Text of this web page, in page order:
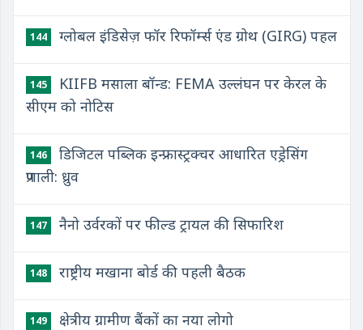
144 ग्लोबल इंडिसेज़ फॉर रिफॉर्म्स एंड ग्रोथ (GIRG) पहल
145
KIIFB मसाला बॉन्ड: FEMA उल्लंघन पर केरल के
सीएम को नोटिस
146
डिजिटल पब्लिक इन्फ्रास्ट्रक्चर आधारित एड्रेसिंग
प्रणाली: ध्रुव
147 नैनो उर्वरकों पर फील्ड ट्रायल की सिफारिश
148 राष्ट्रीय मखाना बोर्ड की पहली बैठक
149 क्षेत्रीय ग्रामीण बैंकों का नया लोगो